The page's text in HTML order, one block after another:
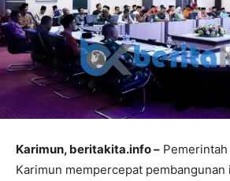
Karimun, beritakita.info –
Karimun mempercepat